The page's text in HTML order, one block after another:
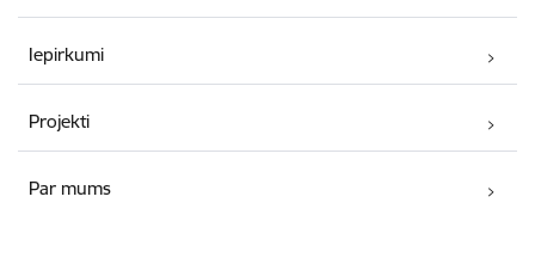
Iepirkumi
Projekti
Par mums